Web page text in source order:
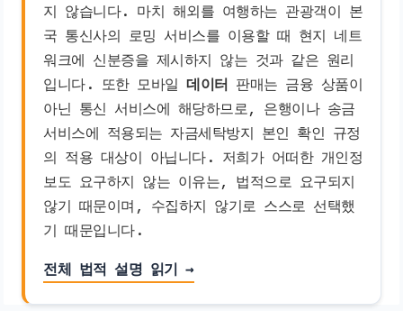
지 않습니다. 마치 해외를 여행하는 관광객이 본
국 통신사의 로밍 서비스를 이용할 때 현지 네트
워크에 신분증을 제시하지 않는 것과 같은 원리
입니다. 또한 모바일 데이터 판매는 금융 상품이
아닌 통신 서비스에 해당하므로, 은행이나 송금
서비스에 적용되는 자금세탁방지 본인 확인 규정
의 적용 대상이 아닙니다. 저희가 어떠한 개인정
보도 요구하지 않는 이유는, 법적으로 요구되지
않기 때문이며, 수집하지 않기로 스스로 선택했
기 때문입니다.
전체 법적 설명 읽기 →